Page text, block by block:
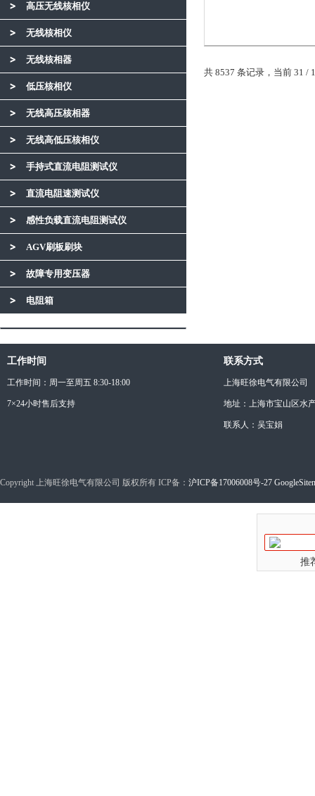
高压无线核相仪
无线核相仪
无线核相器
低压核相仪
无线高压核相器
无线高低压核相仪
手持式直流电阻测试仪
直流电阻速测试仪
感性负载直流电阻测试仪
AGV刷板刷块
故障专用变压器
电阻箱
共 8537 条记录，当前 31 /
工作时间
工作时间：周一至周五 8:30-18:00
7×24小时售后支持
联系方式
上海旺徐电气有限公司
地址：上海市宝山区水
联系人：吴宝娟
Copyright 上海旺徐电气有限公司 版权所有 ICP备： 沪ICP备17006008号-27
推